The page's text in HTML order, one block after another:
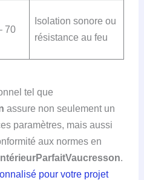
70
Isolation sonore ou
résistance au feu
tel que
assure non seulement un
paramètres, mais aussi
aux normes en
IntérieurParfaitVaucresson.
pour votre projet